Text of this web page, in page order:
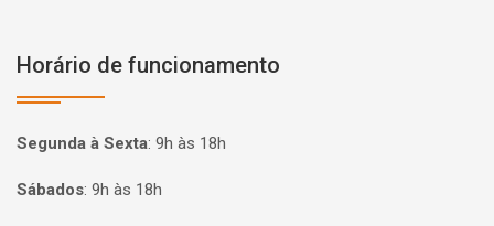
Horário de funcionamento
Segunda à Sexta: 9h às 18h
Sábados: 9h às 18h